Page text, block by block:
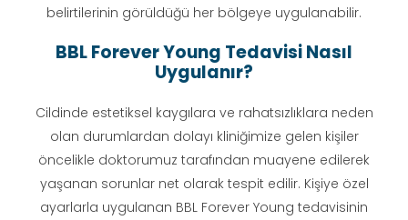
belirtilerinin görüldüğü her bölgeye uygulanabilir.
BBL Forever Young Tedavisi Nasıl
Uygulanır?
Cildinde estetiksel kaygılara ve rahatsızlıklara neden
olan durumlardan dolayı kliniğimize gelen kişiler
öncelikle doktorumuz tarafından muayene edilerek
yaşanan sorunlar net olarak tespit edilir. Kişiye özel
ayarlarla uygulanan BBL Forever Young tedavisinin